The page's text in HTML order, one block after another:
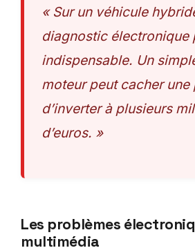
« Sur un véhicule
diagnostic électronique
indispensable. Un
moteur peut cacher une
d’inverter à plusieurs
d’euros. »
Les problèmes
multimédia